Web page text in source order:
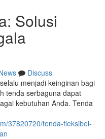
Solusi
Discuss
menjadi keinginan bagi
tenda serbaguna dapat
kebutuhan Anda. Tenda
37820720/tenda-fleksibel-